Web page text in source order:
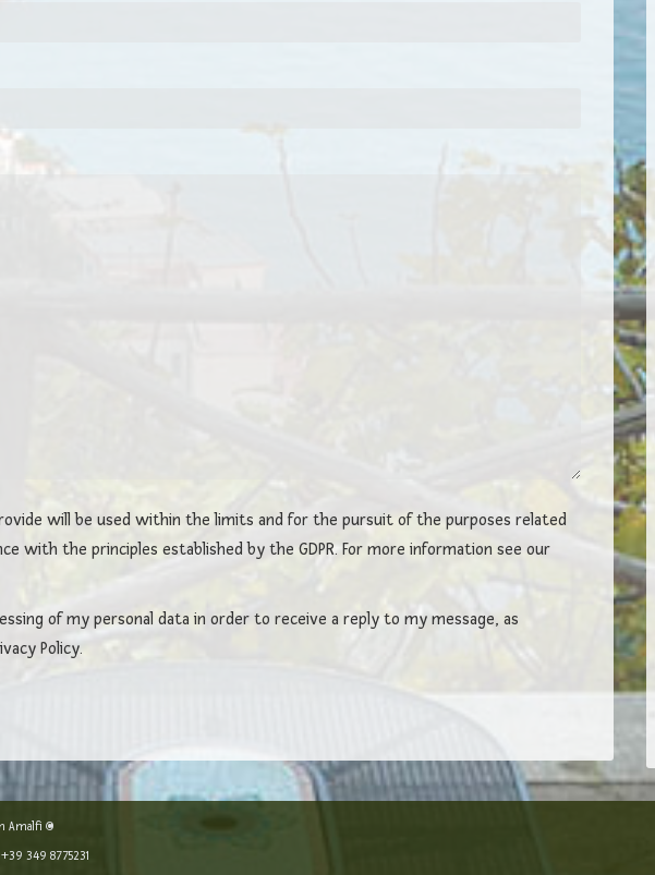
will be used within the limits and for the pursuit of the purposes related
with the principles established by the GDPR. For more information see our
of my personal data in order to receive a reply to my message, as
Policy.
Amalfi ©
+39 349 8775231